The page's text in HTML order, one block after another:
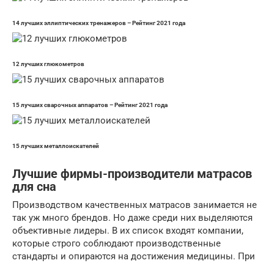
14 лучших эллиптических тренажеров – Рейтинг 2021 года
12 лучших глюкометров
15 лучших сварочных аппаратов – Рейтинг 2021 года
15 лучших металлоискателей
Лучшие фирмы-производители матрасов
для сна
Производством качественных матрасов занимается не
так уж много брендов. Но даже среди них выделяются
объективные лидеры. В их список входят компании,
которые строго соблюдают производственные
стандарты и опираются на достижения медицины. При